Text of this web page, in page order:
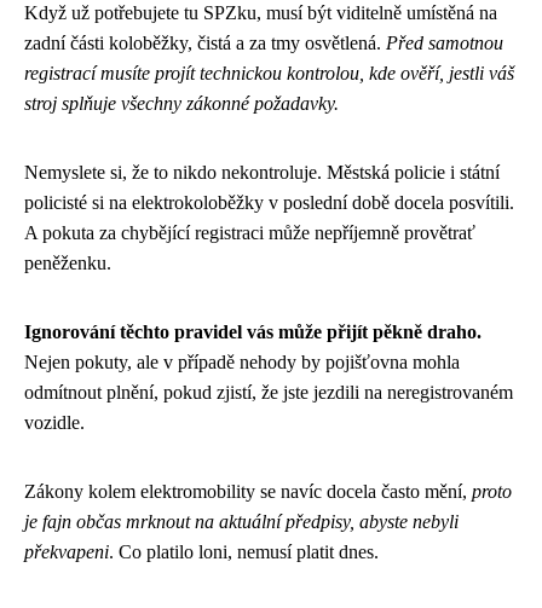
Když už potřebujete tu SPZku, musí být viditelně umístěná na
zadní části koloběžky, čistá a za tmy osvětlená. Před samotnou
registrací musíte projít technickou kontrolou, kde ověří, jestli váš
stroj splňuje všechny zákonné požadavky.
Nemyslete si, že to nikdo nekontroluje. Městská policie i státní
policisté si na elektrokoloběžky v poslední době docela posvítili.
A pokuta za chybějící registraci může nepříjemně provětrať
peněženku.
Ignorování těchto pravidel vás může přijít pěkně draho.
Nejen pokuty, ale v případě nehody by pojišťovna mohla
odmítnout plnění, pokud zjistí, že jste jezdili na neregistrovaném
vozidle.
Zákony kolem elektromobility se navíc docela často mění, proto
je fajn občas mrknout na aktuální předpisy, abyste nebyli
překvapeni. Co platilo loni, nemusí platit dnes.